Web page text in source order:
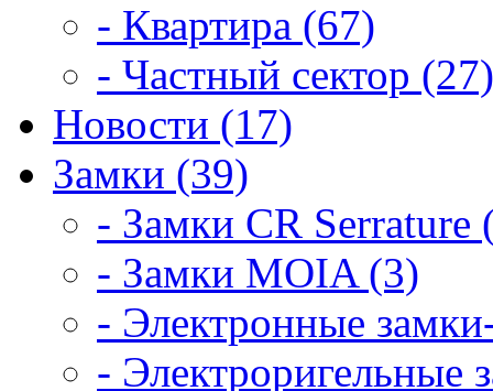
- Квартира (67)
- Частный сектор (27)
Новости (17)
Замки (39)
- Замки CR Serrature
- Замки MOIA (3)
- Электронные
-